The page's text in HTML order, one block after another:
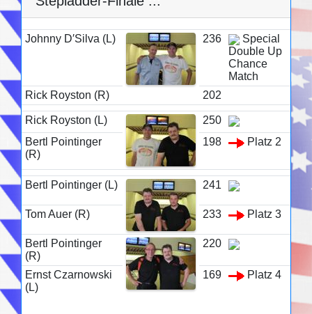
Johnny D′Silva (L) 236
Special
Double Up
Chance
Match
Rick Royston (R)
202
Rick Royston (L)
250
Bertl Pointinger
(R)
198 Platz 2
Bertl Pointinger (L) 241
Tom Auer (R) 233 Platz 3
Bertl Pointinger
(R)
220
Ernst Czarnowski
(L)
169 Platz 4